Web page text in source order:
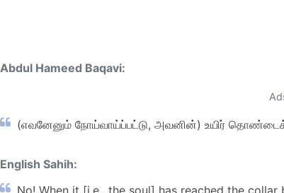
Abdul Hameed Baqavi:
(எவனேனும் நோய்வாய்ப்பட்டு, அவனின்) உயிர் தொண்டைக்
English Sahih:
No! When it [i.e., the soul] has reached the collar